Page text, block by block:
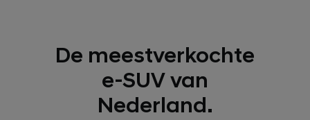
De meestverkochte
e-SUV van
Nederland.